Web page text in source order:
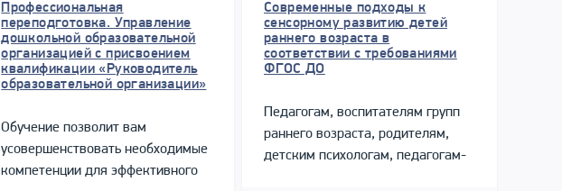
Профессиональная
переподготовка. Управление
дошкольной образовательной
организацией с присвоением
квалификации «Руководитель
образовательной организации»
Обучение позволит вам
усовершенствовать необходимые
компетенции для эффективного
Современные подходы к
сенсорному развитию детей
раннего возраста в
соответствии с требованиями
ФГОС ДО
Педагогам, воспитателям групп
раннего возраста, родителям,
детским психологам, педагогам-